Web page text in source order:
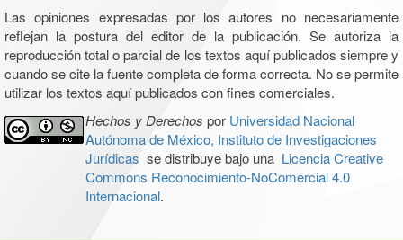
Las opiniones expresadas por los autores no necesariamente
reflejan la postura del editor de la publicación. Se autoriza la
reproducción total o parcial de los textos aquí publicados siempre y
cuando se cite la fuente completa de forma correcta. No se permite
utilizar los textos aquí publicados con fines comerciales.
Hechos y Derechos por Universidad Nacional
Autónoma de México, Instituto de Investigaciones
Jurídicas se distribuye bajo una Licencia Creative
Commons Reconocimiento-NoComercial 4.0
Internacional.